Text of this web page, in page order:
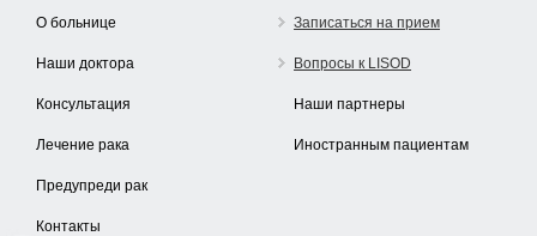
О больнице
Наши доктора
Консультация
Лечение рака
Предупреди рак
Контакты
Записаться на прием
Вопросы к LISOD
Наши партнеры
Иностранным пациентам